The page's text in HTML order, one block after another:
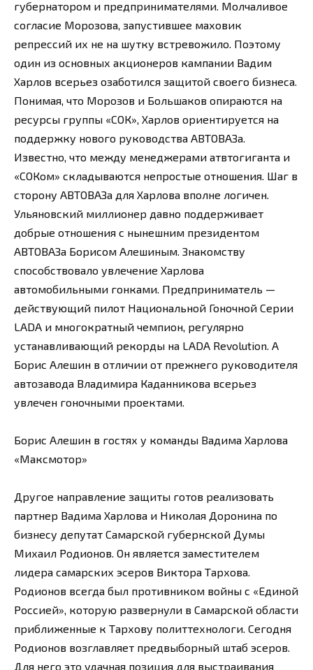
губернатором и предпринимателями. Молчаливое
согласие Морозова, запустившее маховик
репрессий их не на шутку встревожило. Поэтому
один из основных акционеров кампании Вадим
Харлов всерьез озаботился защитой своего бизнеса.
Понимая, что Морозов и Большаков опираются на
ресурсы группы «СОК», Харлов ориентируется на
поддержку нового руководства АВТОВАЗа.
Известно, что между менеджерами атвтогиганта и
«СОКом» складываются непростые отношения. Шаг в
сторону АВТОВАЗа для Харлова вполне логичен.
Ульяновский миллионер давно поддерживает
добрые отношения с нынешним президентом
АВТОВАЗа Борисом Алешиным. Знакомству
способствовало увлечение Харлова
автомобильными гонками. Предприниматель —
действующий пилот Национальной Гоночной Серии
LADA и многократный чемпион, регулярно
устанавливающий рекорды на LADA Revolution. А
Борис Алешин в отличии от прежнего руководителя
автозавода Владимира Каданникова всерьез
увлечен гоночными проектами.
Борис Алешин в гостях у команды Вадима Харлова
«Максмотор»
Другое направление защиты готов реализовать
партнер Вадима Харлова и Николая Доронина по
бизнесу депутат Самарской губернской Думы
Михаил Родионов. Он является заместителем
лидера самарских эсеров Виктора Тархова.
Родионов всегда был противником войны с «Единой
Россией», которую развернули в Самарской области
приближенные к Тархову политтехнологи. Сегодня
Родионов возглавляет предвыборный штаб эсеров.
Для него это удачная позиция для выстраивания